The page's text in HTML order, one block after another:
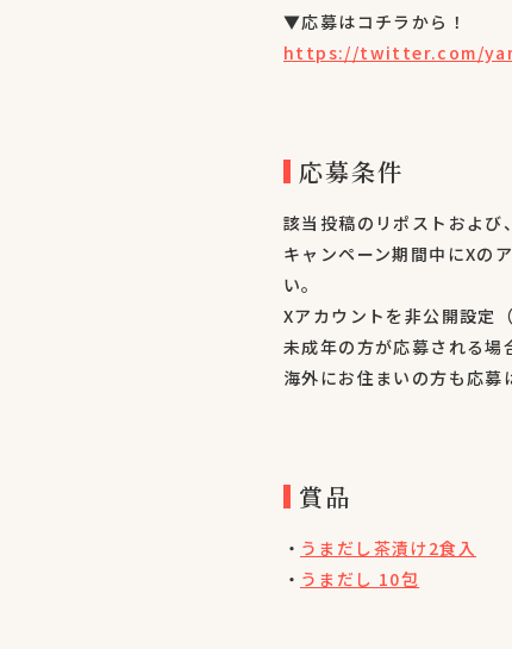
▼応募はコチラから！
https://twitter.com/
応募条件
該当投稿のリポストおよび
キャンペーン期間中にXの
い。
Xアカウントを非公開設定
未成年の方が応募される場
海外にお住まいの方も応募
賞品
うまだし茶漬け2食入
うまだし 10包